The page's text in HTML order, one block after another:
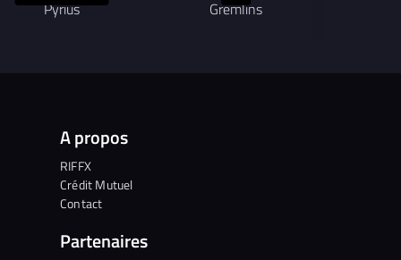
Pyrius Gremlins
A propos
RIFFX
Crédit Mutuel
Contact
Partenaires